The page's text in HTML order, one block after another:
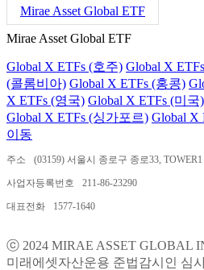
Mirae Asset Global ETF
Mirae Asset Global ETF
Global X ETFs (호주) Global X
(콜롬비아) Global X ETFs (홍콩)
X ETFs (영국) Global X ETFs (미국)
Global X ETFs (싱가포르) Global X
이동
주소 (03159) 서울시 종로구 종로33, TOWER1
사업자등록번호 211-86-23290
대표전화 1577-1640
ⓒ 2024 MIRAE ASSET GLOBAL
미래에셋자산운용 준법감시인 심